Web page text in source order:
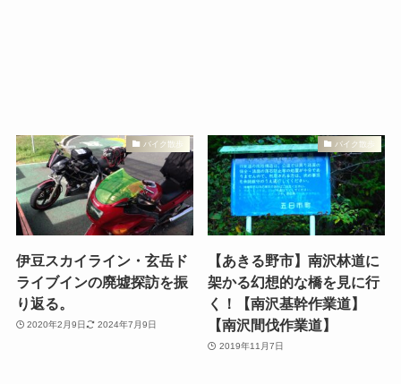
バイク散歩
伊豆スカイライン・玄岳ド
ライブインの廃墟探訪を振
り返る。
2020年2月9日 2024年7月9日
バイク散歩
【あきる野市】南沢林道に
架かる幻想的な橋を見に行
く！【南沢基幹作業道】
【南沢間伐作業道】
2019年11月7日